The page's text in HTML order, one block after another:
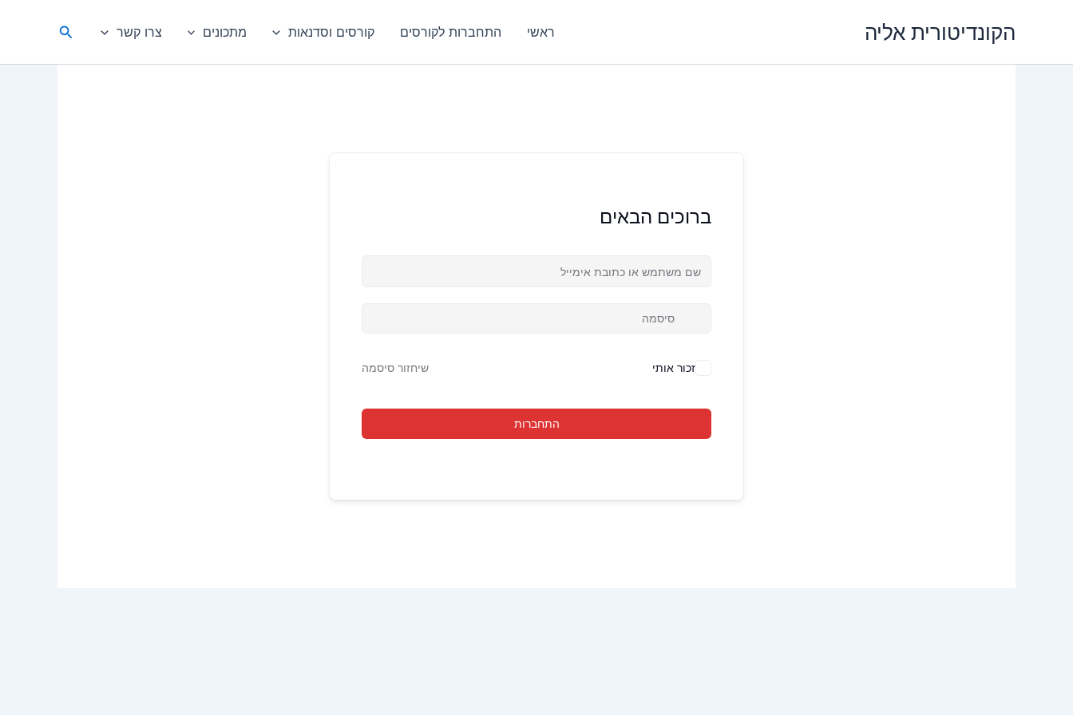
הקונדיטורית אליה ראשי התחברות לקורסים קורסים וסדנאות מתכונים צרו קשר חיפוש
ברוכים הבאים
זכור אותי שיחזור סיסמה
התחברות